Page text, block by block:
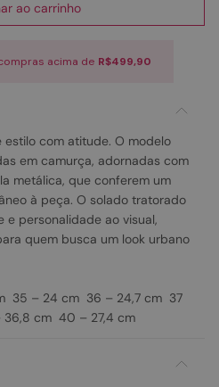
ao carrinho
acima de R$499,90
com atitude. O modelo
em camurça, adornadas com
metálica, que conferem um
à peça. O solado tratorado
personalidade ao visual,
quem busca um look urbano
35 – 24 cm 36 – 24,7 cm 37
cm 40 – 27,4 cm